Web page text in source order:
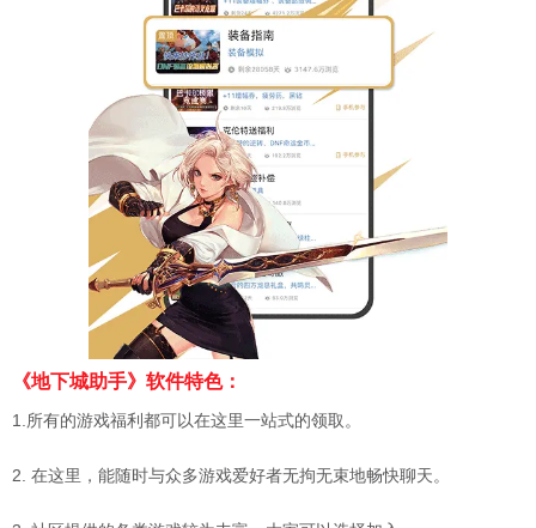
《地下城助手》软件特色：
1.所有的游戏福利都可以在这里一站式的领取。
2. 在这里，能随时与众多游戏爱好者无拘无束地畅快聊天。